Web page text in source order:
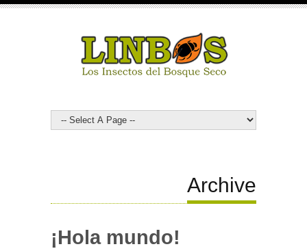
Archive
¡Hola mundo!